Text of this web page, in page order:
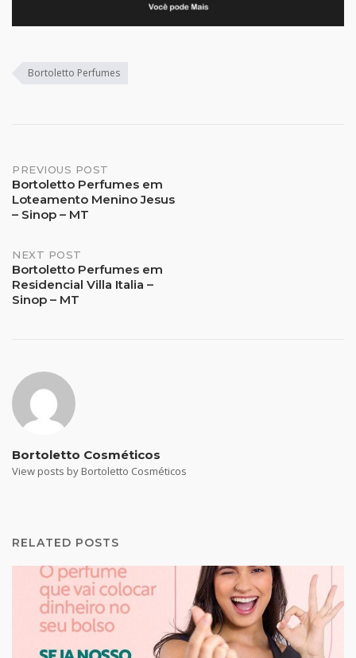
Bortoletto Perfumes
Post
navigation
PREVIOUS POST
Bortoletto Perfumes em
Loteamento Menino Jesus
– Sinop – MT
NEXT POST
Bortoletto Perfumes em
Residencial Villa Italia –
Sinop – MT
Bortoletto Cosméticos
View posts by Bortoletto Cosméticos
RELATED POSTS